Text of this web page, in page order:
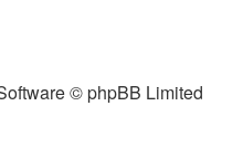
© phpBB Limited